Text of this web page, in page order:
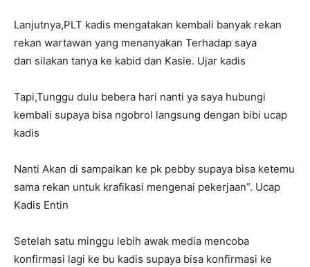
Lanjutnya,PLT kadis mengatakan kembali banyak rekan
rekan wartawan yang menanyakan Terhadap saya
dan silakan tanya ke kabid dan Kasie. Ujar kadis
Tapi,Tunggu dulu bebera hari nanti ya saya hubungi
kembali supaya bisa ngobrol langsung dengan bibi ucap
kadis
Nanti Akan di sampaikan ke pk pebby supaya bisa ketemu
sama rekan untuk krafikasi mengenai pekerjaan”. Ucap
Kadis Entin
Setelah satu minggu lebih awak media mencoba
konfirmasi lagi ke bu kadis supaya bisa konfirmasi ke